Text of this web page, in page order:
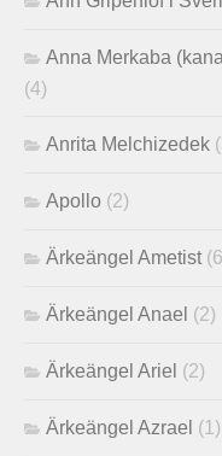
Anna Merkaba
(4)
Anrita Melchizedek
Apollo (2)
Ärkeängel Ametist
Ärkeängel Anael (2)
Ärkeängel Ariel (2)
Ärkeängel Azrael (1)